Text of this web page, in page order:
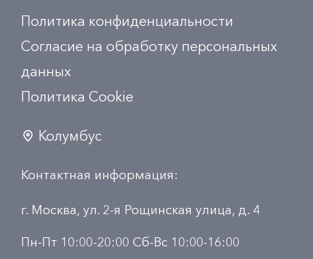
Политика конфиденциальности
Согласие на обработку персональных
данных
Политика Сookie
Колумбус
Контактная информация:
г. Москва, ул. 2-я Рощинская улица, д. 4
Пн-Пт 10:00-20:00 Сб-Вс 10:00-16:00